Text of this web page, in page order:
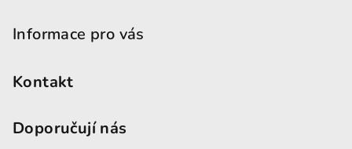
Informace pro vás
Kontakt
Doporučují nás